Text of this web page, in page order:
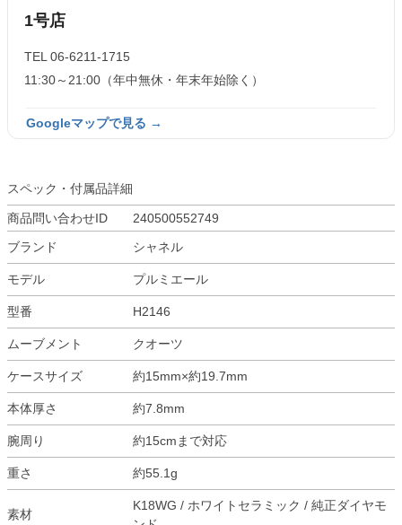
1号店
TEL 06-6211-1715
11:30～21:00（年中無休・年末年始除く）
Googleマップで見る →
スペック・付属品詳細
商品問い合わせID
240500552749
ブランド
シャネル
モデル プルミエール
型番 H2146
ムーブメント クオーツ
ケースサイズ 約15mm×約19.7mm
本体厚さ 約7.8mm
腕周り 約15cmまで対応
重さ 約55.1g
素材
K18WG / ホワイトセラミック / 純正ダイヤモ